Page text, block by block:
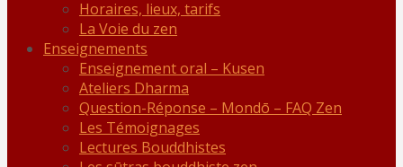
Horaires, lieux, tarifs
La Voie du zen
Enseignements
Enseignement oral – Kusen
Ateliers Dharma
Question-Réponse – Mondō – FAQ Zen
Les Témoignages
Lectures Bouddhistes